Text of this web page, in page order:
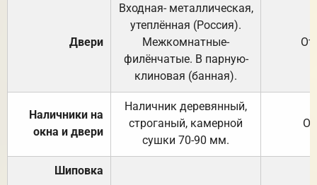
Двери
Входная- металлическая,
утеплённая (Россия).
Межкомнатные-
филёнчатые. В парную-
клиновая (банная).
Наличники на
окна и двери
Наличник деревянный,
строганый, камерной
сушки 70-90 мм.
Шиповка